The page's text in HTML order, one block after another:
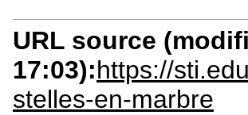
URL source
17:03):https://
stelles-en-marbre